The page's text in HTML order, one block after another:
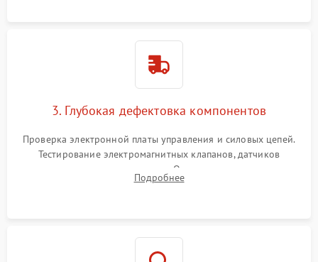
3. Глубокая дефектовка компонентов
Проверка электронной платы управления и силовых цепей.
Тестирование электромагнитных клапанов, датчиков
температуры и расходомера. Оценка степени износа
жерновов кофемолки, уплотнительных колец гидросистемы
Подробнее